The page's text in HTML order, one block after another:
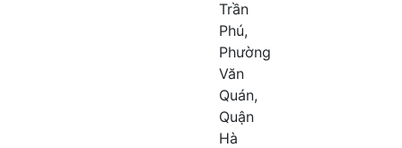
Trần
Phú,
Phường
Văn
Quán,
Quận
Hà